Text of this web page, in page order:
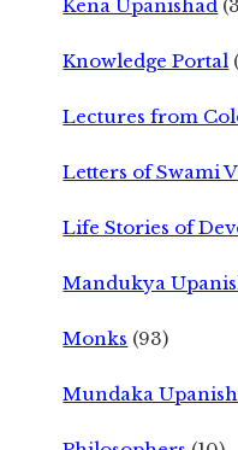
Kena Upanishad
Knowledge Portal
Lectures from
Letters of Swami
Life Stories of
Mandukya
Monks (93)
Mundaka